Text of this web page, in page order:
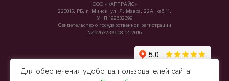
ООО «КАРПРАЙС»
220015, РБ, г. Минск, ул. Я. Мавра, 22А, каб.11.
УНП 192632399
Свидетельство о государственной регистрации
№192632399 08.04.2016
Для обеспечения удобства пользователей сайта